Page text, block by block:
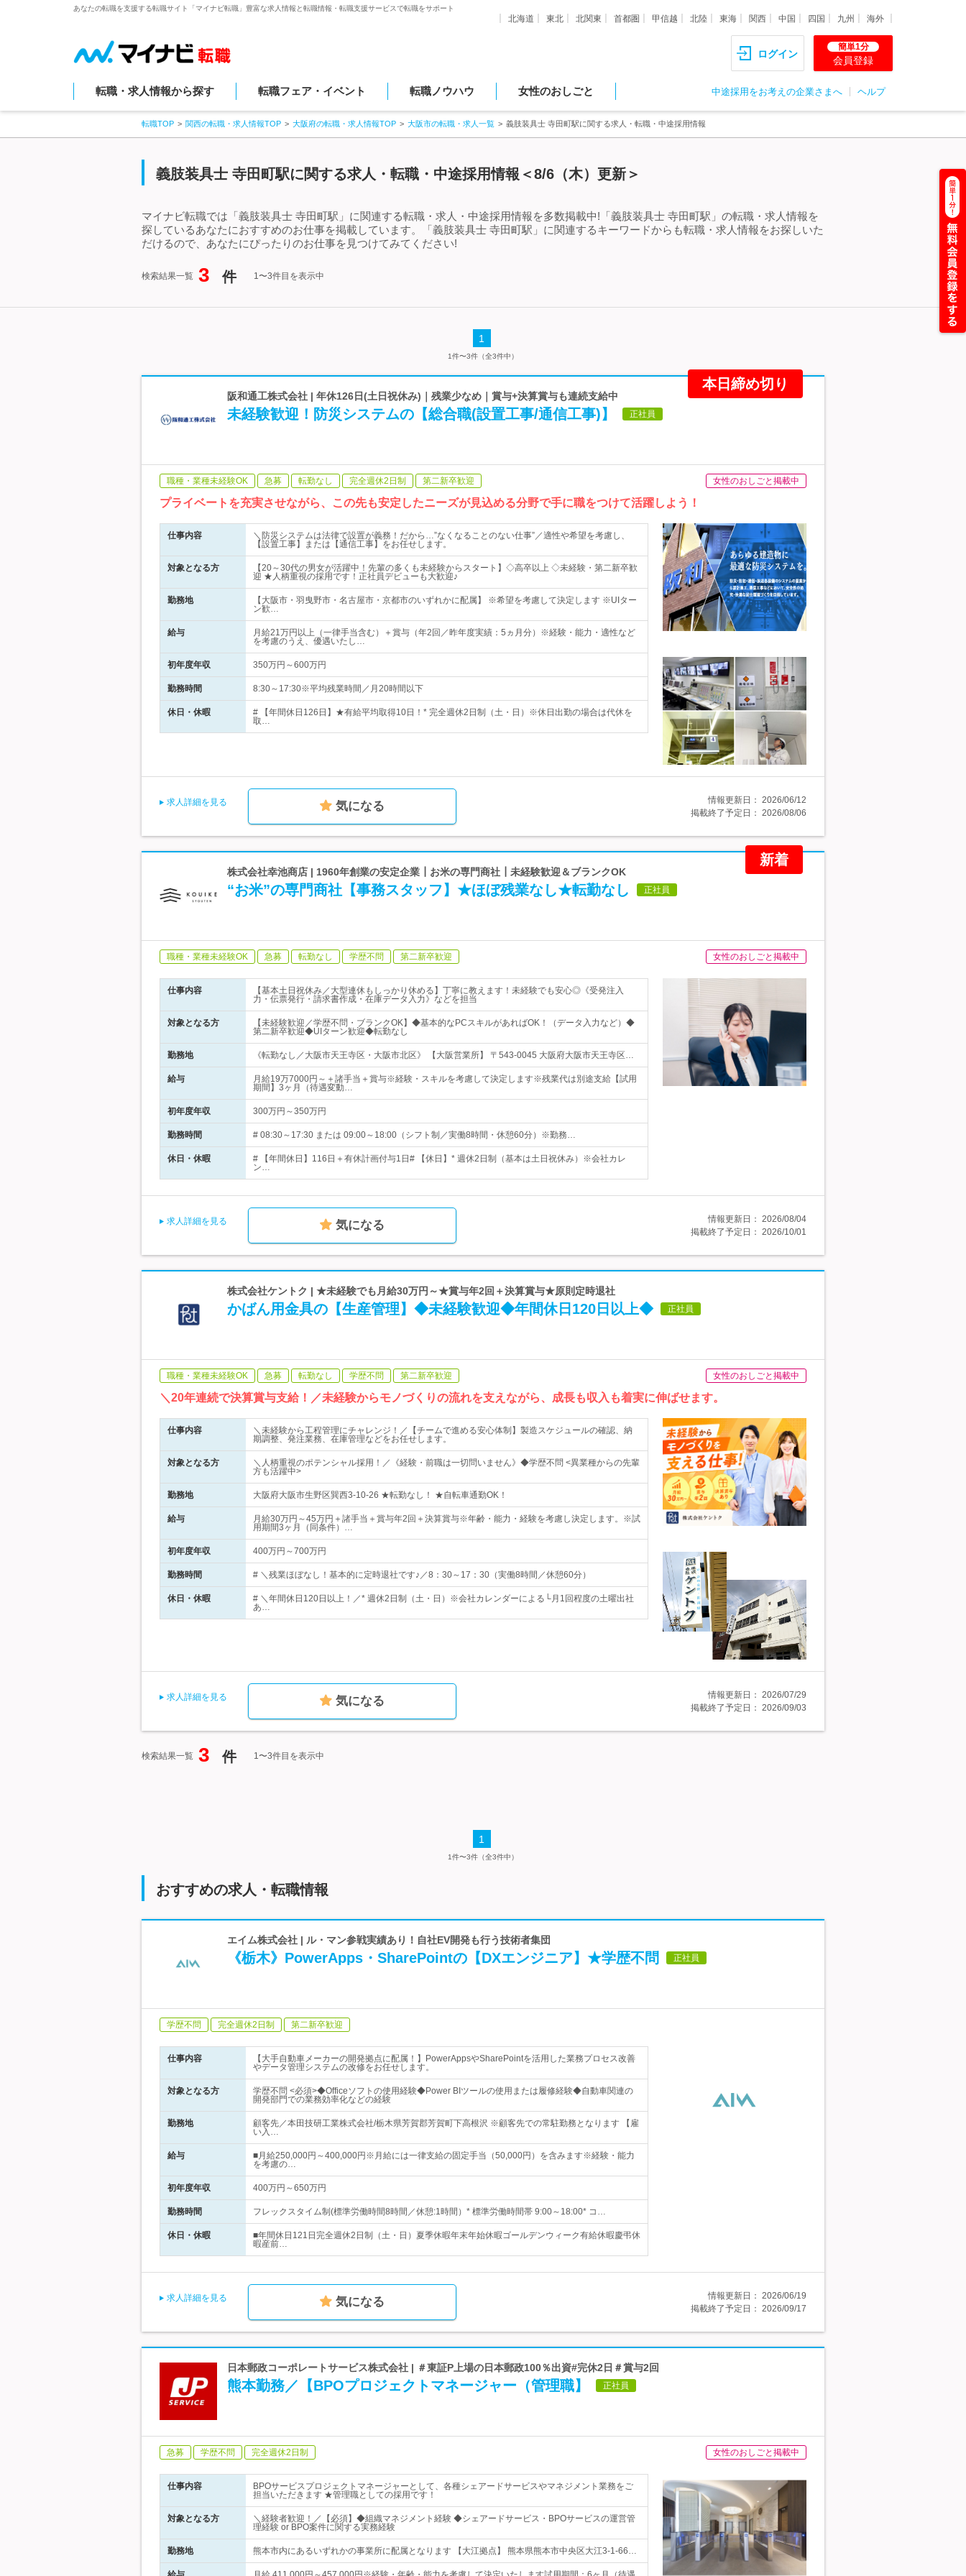
あなたの転職を支援する転職サイト「マイナビ転職」豊富な求人情報と転職情報・転職支援サービスで転職をサポート
北海道 東北 北関東 首都圏 甲信越 北陸 東海 関西 中国 四国 九州 海外
ログイン
簡単1分
会員登録
転職・求人情報から探す 転職フェア・イベント 転職ノウハウ 女性のおしごと 中途採用をお考えの企業さまへ ヘルプ
転職TOP 関西の転職・求人情報TOP 大阪府の転職・求人情報TOP 大阪市の転職・求人一覧 義肢装具士 寺田町駅に関する求人・転職・中途採用情報
義肢装具士 寺田町駅に関する求人・転職・中途採用情報＜8/6（木）更新＞
マイナビ転職では「義肢装具士 寺田町駅」に関連する転職・求人・中途採用情報を多数掲載中!「義肢装具士 寺田町駅」の転職・求人情報を
探しているあなたにおすすめのお仕事を掲載しています。「義肢装具士 寺田町駅」に関連するキーワードからも転職・求人情報をお探しいた
だけるので、あなたにぴったりのお仕事を見つけてみてください!
検索結果一覧 3 件 1〜3件目を表示中
1
1件〜3件（全3件中）
本日締め切り
阪和通工株式会社 | 年休126日(土日祝休み)｜残業少なめ｜賞与+決算賞与も連続支給中
未経験歓迎！防災システムの【総合職(設置工事/通信工事)】 正社員
職種・業種未経験OK 急募 転勤なし 完全週休2日制 第二新卒歓迎 女性のおしごと掲載中
プライベートを充実させながら、この先も安定したニーズが見込める分野で手に職をつけて活躍しよう！
仕事内容
＼防災システムは法律で設置が義務！だから…”なくなることのない仕事”／適性や希望を考慮し、
【設置工事】または【通信工事】をお任せします。
対象となる方
【20～30代の男女が活躍中！先輩の多くも未経験からスタート】◇高卒以上 ◇未経験・第二新卒歓
迎 ★人柄重視の採用です！正社員デビューも大歓迎♪
勤務地
【大阪市・羽曳野市・名古屋市・京都市のいずれかに配属】 ※希望を考慮して決定します ※UIター
ン歓…
給与
月給21万円以上（一律手当含む）＋賞与（年2回／昨年度実績：5ヵ月分）※経験・能力・適性など
を考慮のうえ、優遇いたし…
初年度年収 350万円～600万円
勤務時間 8:30～17:30※平均残業時間／月20時間以下
休日・休暇
# 【年間休日126日】★有給平均取得10日！* 完全週休2日制（土・日）※休日出勤の場合は代休を
取…
求人詳細を見る 気になる 情報更新日： 2026/06/12
掲載終了予定日： 2026/08/06
新着
株式会社幸池商店 | 1960年創業の安定企業┃お米の専門商社┃未経験歓迎＆ブランクOK
“お米”の専門商社【事務スタッフ】★ほぼ残業なし★転勤なし 正社員
職種・業種未経験OK 急募 転勤なし 学歴不問 第二新卒歓迎 女性のおしごと掲載中
仕事内容
【基本土日祝休み／大型連休もしっかり休める】丁寧に教えます！未経験でも安心◎《受発注入
力・伝票発行・請求書作成・在庫データ入力》などを担当
対象となる方
【未経験歓迎／学歴不問・ブランクOK】◆基本的なPCスキルがあればOK！（データ入力など）◆
第二新卒歓迎◆UIターン歓迎◆転勤なし
勤務地 《転勤なし／大阪市天王寺区・大阪市北区》 【大阪営業所】 〒543-0045 大阪府大阪市天王寺区…
給与
月給19万7000円～＋諸手当＋賞与※経験・スキルを考慮して決定します※残業代は別途支給【試用
期間】3ヶ月（待遇変動…
初年度年収 300万円～350万円
勤務時間 # 08:30～17:30 または 09:00～18:00（シフト制／実働8時間・休憩60分）※勤務…
休日・休暇
# 【年間休日】116日＋有休計画付与1日# 【休日】* 週休2日制（基本は土日祝休み）※会社カレ
ン…
求人詳細を見る 気になる 情報更新日： 2026/08/04
掲載終了予定日： 2026/10/01
株式会社ケントク | ★未経験でも月給30万円～★賞与年2回＋決算賞与★原則定時退社
かばん用金具の【生産管理】◆未経験歓迎◆年間休日120日以上◆ 正社員
職種・業種未経験OK 急募 転勤なし 学歴不問 第二新卒歓迎 女性のおしごと掲載中
＼20年連続で決算賞与支給！／未経験からモノづくりの流れを支えながら、成長も収入も着実に伸ばせます。
仕事内容
＼未経験から工程管理にチャレンジ！／【チームで進める安心体制】製造スケジュールの確認、納
期調整、発注業務、在庫管理などをお任せします。
対象となる方
＼人柄重視のポテンシャル採用！／《経験・前職は一切問いません》◆学歴不問 <異業種からの先輩
方も活躍中>
勤務地 大阪府大阪市生野区巽西3-10-26 ★転勤なし！ ★自転車通勤OK！
給与
月給30万円～45万円＋諸手当＋賞与年2回＋決算賞与※年齢・能力・経験を考慮し決定します。※試
用期間3ヶ月（同条件）…
初年度年収 400万円～700万円
勤務時間 # ＼残業ほぼなし！基本的に定時退社です♪／8：30～17：30（実働8時間／休憩60分）
休日・休暇
# ＼年間休日120日以上！／* 週休2日制（土・日）※会社カレンダーによる└月1回程度の土曜出社
あ…
求人詳細を見る 気になる 情報更新日： 2026/07/29
掲載終了予定日： 2026/09/03
検索結果一覧 3 件 1〜3件目を表示中
1
1件〜3件（全3件中）
おすすめの求人・転職情報
エイム株式会社 | ル・マン参戦実績あり！自社EV開発も行う技術者集団
《栃木》PowerApps・SharePointの【DXエンジニア】★学歴不問 正社員
学歴不問 完全週休2日制 第二新卒歓迎
仕事内容
【大手自動車メーカーの開発拠点に配属！】PowerAppsやSharePointを活用した業務プロセス改善
やデータ管理システムの改修をお任せします。
対象となる方
学歴不問 <必須>◆Officeソフトの使用経験◆Power BIツールの使用または履修経験◆自動車関連の
開発部門での業務効率化などの経験
勤務地
顧客先／本田技研工業株式会社/栃木県芳賀郡芳賀町下高根沢 ※顧客先での常駐勤務となります 【雇
い入…
給与
■月給250,000円～400,000円※月給には一律支給の固定手当（50,000円）を含みます※経験・能力
を考慮の…
初年度年収 400万円～650万円
勤務時間 フレックスタイム制(標準労働時間8時間／休憩:1時間）* 標準労働時間帯 9:00～18:00* コ…
休日・休暇
■年間休日121日完全週休2日制（土・日）夏季休暇年末年始休暇ゴールデンウィーク有給休暇慶弔休
暇産前…
求人詳細を見る 気になる 情報更新日： 2026/06/19
掲載終了予定日： 2026/09/17
日本郵政コーポレートサービス株式会社 | ＃東証P上場の日本郵政100％出資#完休2日＃賞与2回
熊本勤務／【BPOプロジェクトマネージャー（管理職】 正社員
急募 学歴不問 完全週休2日制 女性のおしごと掲載中
仕事内容
BPOサービスプロジェクトマネージャーとして、各種シェアードサービスやマネジメント業務をご
担当いただきます ★管理職としての採用です！
対象となる方
＼経験者歓迎！／【必須】◆組織マネジメント経験 ◆シェアードサービス・BPOサービスの運営管
理経験 or BPO案件に関する実務経験
勤務地 熊本市内にあるいずれかの事業所に配属となります 【大江拠点】 熊本県熊本市中央区大江3-1-66…